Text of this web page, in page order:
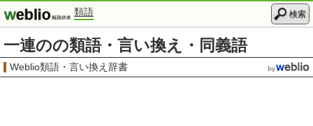
類語 検索
一連のの類語・言い換え・同義語
Weblio類語・言い換え辞書